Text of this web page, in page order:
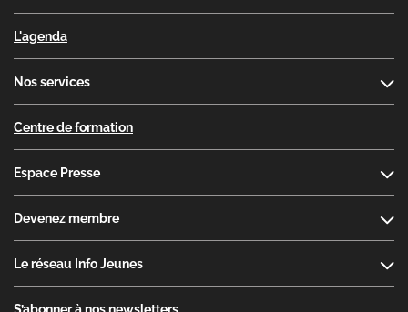
L'agenda
Nos services
Centre de formation
Espace Presse
Devenez membre
Le réseau Info Jeunes